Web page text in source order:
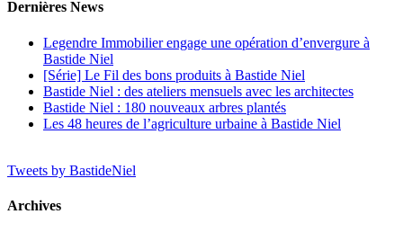
Dernières News
Legendre Immobilier engage une opération d’envergure à
Bastide Niel
[Série] Le Fil des bons produits à Bastide Niel
Bastide Niel : des ateliers mensuels avec les architectes
Bastide Niel : 180 nouveaux arbres plantés
Les 48 heures de l’agriculture urbaine à Bastide Niel
Tweets by BastideNiel
Archives